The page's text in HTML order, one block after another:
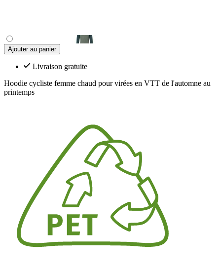
Ajouter au panier
Livraison gratuite
Hoodie cycliste femme chaud pour virées en VTT de l'automne au
printemps